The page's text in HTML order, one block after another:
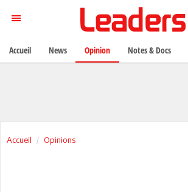
Accueil Opinions
Accueil News Opinion Notes & Docs